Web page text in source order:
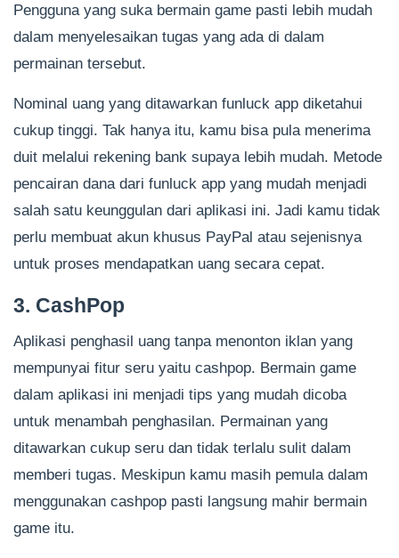
Pengguna yang suka bermain game pasti lebih mudah
dalam menyelesaikan tugas yang ada di dalam
permainan tersebut.
Nominal uang yang ditawarkan funluck app diketahui
cukup tinggi. Tak hanya itu, kamu bisa pula menerima
duit melalui rekening bank supaya lebih mudah. Metode
pencairan dana dari funluck app yang mudah menjadi
salah satu keunggulan dari aplikasi ini. Jadi kamu tidak
perlu membuat akun khusus PayPal atau sejenisnya
untuk proses mendapatkan uang secara cepat.
3. CashPop
Aplikasi penghasil uang tanpa menonton iklan yang
mempunyai fitur seru yaitu cashpop. Bermain game
dalam aplikasi ini menjadi tips yang mudah dicoba
untuk menambah penghasilan. Permainan yang
ditawarkan cukup seru dan tidak terlalu sulit dalam
memberi tugas. Meskipun kamu masih pemula dalam
menggunakan cashpop pasti langsung mahir bermain
game itu.